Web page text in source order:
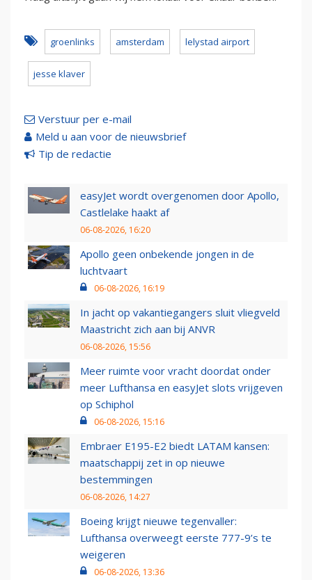
groenlinks amsterdam lelystad airport
jesse klaver
Verstuur per e-mail
Meld u aan voor de nieuwsbrief
Tip de redactie
easyJet wordt overgenomen door Apollo,
Castlelake haakt af
06-08-2026, 16:20
Apollo geen onbekende jongen in de
luchtvaart
06-08-2026, 16:19
In jacht op vakantiegangers sluit vliegveld
Maastricht zich aan bij ANVR
06-08-2026, 15:56
Meer ruimte voor vracht doordat onder
meer Lufthansa en easyJet slots vrijgeven
op Schiphol
06-08-2026, 15:16
Embraer E195-E2 biedt LATAM kansen:
maatschappij zet in op nieuwe
bestemmingen
06-08-2026, 14:27
Boeing krijgt nieuwe tegenvaller:
Lufthansa overweegt eerste 777-9’s te
weigeren
06-08-2026, 13:36